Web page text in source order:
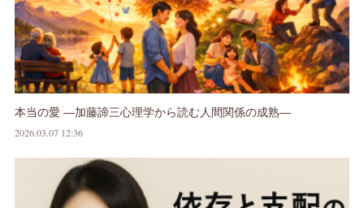
本当の愛 ―加藤諦三心理学から読む人間関係の成熟―
2026.03.07 12:36